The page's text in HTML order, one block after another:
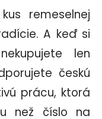
remeselnej
A keď si
len
českú
prácu, ktorá
než číslo na